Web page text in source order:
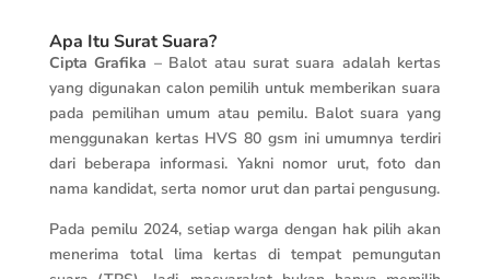
Apa Itu Surat Suara?
Cipta Grafika – Balot atau surat suara adalah kertas
yang digunakan calon pemilih untuk memberikan suara
pada pemilihan umum atau pemilu. Balot suara yang
menggunakan kertas HVS 80 gsm ini umumnya terdiri
dari beberapa informasi. Yakni nomor urut, foto dan
nama kandidat, serta nomor urut dan partai pengusung.
Pada pemilu 2024, setiap warga dengan hak pilih akan
menerima total lima kertas di tempat pemungutan